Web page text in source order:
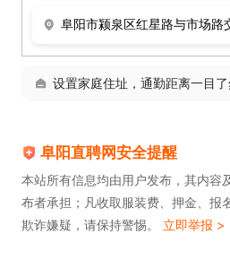
设置家庭住址，通勤距离一目了
阜阳直聘网安全提醒
本站所有信息均由用户发布，其内容
布者承担；凡收取服装费、押金、报
欺诈嫌疑，请保持警惕。 立即举报 >